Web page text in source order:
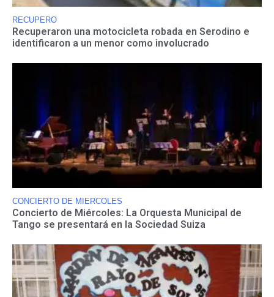
RECUPERO
Recuperaron una motocicleta robada en Serodino e
identificaron a un menor como involucrado
CONCIERTO DE MIERCOLES
Concierto de Miércoles: La Orquesta Municipal de
Tango se presentará en la Sociedad Suiza